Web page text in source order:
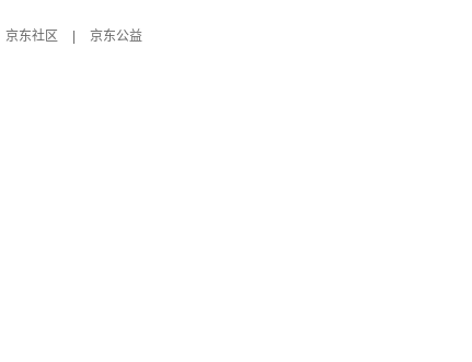
京东社区
京东公益